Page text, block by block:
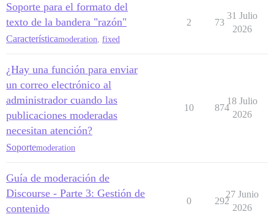
Soporte para el formato del
texto de la bandera "razón"
Característicamoderation fixed
2 73
31 Julio
2026
¿Hay una función para enviar
un correo electrónico al
administrador cuando las
publicaciones moderadas
necesitan atención?
Soportemoderation
10 874
18 Julio
2026
Guía de moderación de
Discourse - Parte 3: Gestión de
contenido
0 292
27 Junio
2026